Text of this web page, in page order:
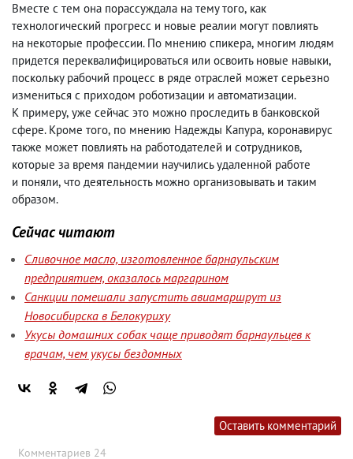
Вместе с тем она порассуждала на тему того, как
технологический прогресс и новые реалии могут повлиять
на некоторые профессии. По мнению спикера, многим людям
придется переквалифицироваться или освоить новые навыки,
поскольку рабочий процесс в ряде отраслей может серьезно
измениться с приходом роботизации и автоматизации.
К примеру, уже сейчас это можно проследить в банковской
сфере. Кроме того, по мнению Надежды Капура, коронавирус
также может повлиять на работодателей и сотрудников,
которые за время пандемии научились удаленной работе
и поняли, что деятельность можно организовывать и таким
образом.
Сейчас читают
Сливочное масло, изготовленное барнаульским
предприятием, оказалось маргарином
Санкции помешали запустить авиамаршрут из
Новосибирска в Белокуриху
Укусы домашних собак чаще приводят барнаульцев к
врачам, чем укусы бездомных
Оставить комментарий
Комментариев 24